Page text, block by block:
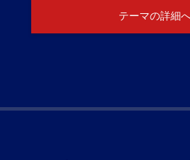
テーマの詳細